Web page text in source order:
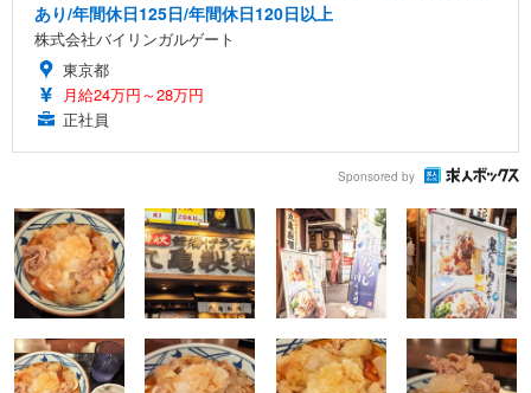
あり/年間休日125日/年間休日120日以上
株式会社バイリンガルゲート
東京都
月給24万円～28万円
正社員
Sponsored by